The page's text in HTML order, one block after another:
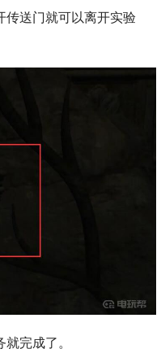
传送门就可以离开实验
完成了。